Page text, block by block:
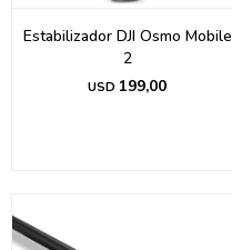
Estabilizador DJI Osmo Mobile
2
USD 199,00